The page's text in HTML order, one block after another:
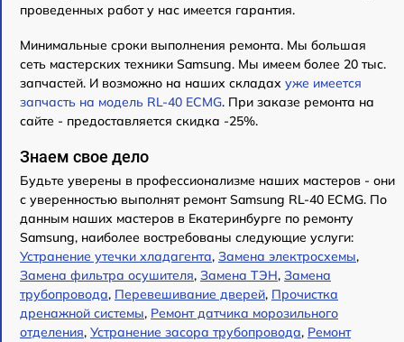
проведенных работ у нас имеется гарантия.
Минимальные сроки выполнения ремонта. Мы большая
сеть мастерских техники Samsung. Мы имеем более 20 тыс.
запчастей. И возможно на наших складах уже имеется
запчасть на модель RL-40 ECMG. При заказе ремонта на
сайте - предоставляется скидка -25%.
Знаем свое дело
Будьте уверены в профессионализме наших мастеров - они
с уверенностью выполнят ремонт Samsung RL-40 ECMG. По
данным наших мастеров в Екатеринбурге по ремонту
Samsung, наиболее востребованы следующие услуги:
Устранение утечки хладагента, Замена электросхемы,
Замена фильтра осушителя, Замена ТЭН, Замена
трубопровода, Перевешивание дверей, Прочистка
дренажной системы, Ремонт датчика морозильного
отделения, Устранение засора трубопровода, Ремонт